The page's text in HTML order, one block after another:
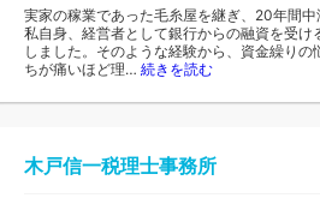
実家の稼業であった毛糸屋を継ぎ、20年間中
私自身、経営者として銀行からの融資を受け
しました。そのような経験から、資金繰り
ちが痛いほど理… 続きを読む
木戸信一税理士事務所